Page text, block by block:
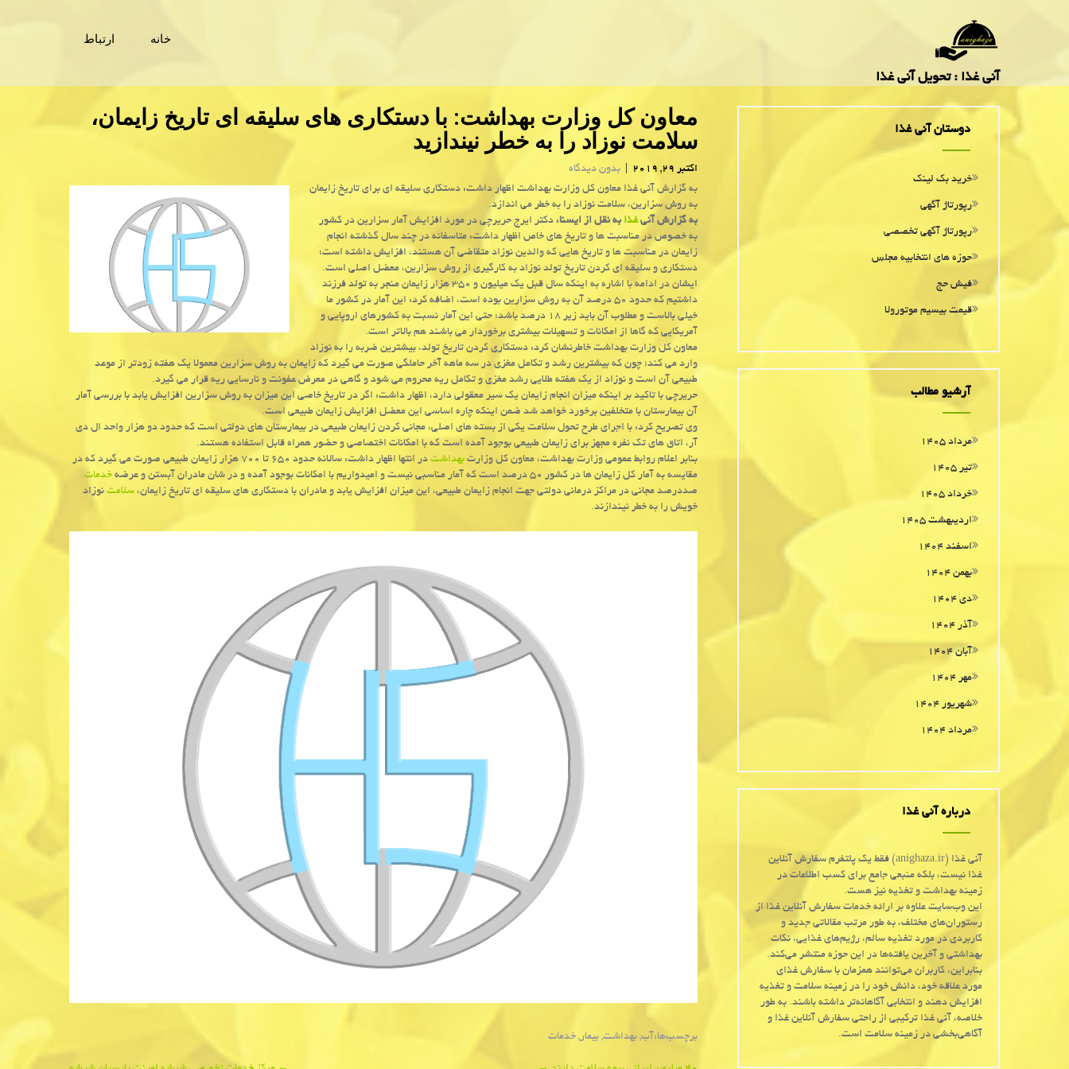
آنی غذا : تحویل آنی غذا
خانه ارتباط
معاون كل وزارت بهداشت: با دستكاری های سلیقه ای تاریخ زایمان،
سلامت نوزاد را به خطر نیندازید
اکتبر 29, 2019
بدون دیدگاه
به گزارش آنی غذا معاون كل وزارت بهداشت اظهار داشت: دستكاری سلیقه ای برای تاریخ زایمان
به روش سزارین، سلامت نوزاد را به خطر می اندازد.
به گزارش آنیغذا به نقل از ایسنا، دكتر ایرج حریرچی در مورد افزایش آمار سزارین در كشور
به خصوص در مناسبت ها و تاریخ های خاص اظهار داشت: متاسفانه در چند سال گذشته انجام
زایمان در مناسبت ها و تاریخ هایی كه والدین نوزاد متقاضی آن هستند، افزایش داشته است؛
دستكاری و سلیقه ای كردن تاریخ تولد نوزاد به كارگیری از روش سزارین، معضل اصلی است.
ایشان در ادامه با اشاره به اینكه سال قبل یك میلیون و ۳۵۰ هزار زایمان منجر به تولد فرزند
داشتیم كه حدود ۵۰ درصد آن به روش سزارین بوده است، اضافه كرد: این آمار در كشور ما
خیلی بالاست و مطلوب آن باید زیر ۱۸ درصد باشد؛ حتی این آمار نسبت به كشورهای اروپایی و
آمریكایی كه گاها از امكانات و تسهیلات بیشتری برخوردار می باشند هم بالاتر است.
معاون كل وزارت بهداشت خاطرنشان كرد: دستكاری كردن تاریخ تولد، بیشترین ضربه را به نوزاد
وارد می كند؛ چون كه بیشترین رشد و تكامل مغزی در سه ماهه آخر حاملگی صورت می گیرد كه زایمان به روش سزارین معمولا یك هفته زودتر از موعد
طبیعی آن است و نوزاد از یك هفته طلایی رشد مغزی و تكامل ریه محروم می شود و گاهی در معرض عفونت و نارسایی ریه قرار می گیرد.
حریرچی با تاكید بر اینكه میزان انجام زایمان یك سیر معقولی دارد، اظهار داشت: اگر در تاریخ خاصی این میزان به روش سزارین افزایش یابد با بررسی آمار
آن بیمارستان با متخلفین برخورد خواهد شد ضمن اینكه چاره اساسی این معضل افزایش زایمان طبیعی است.
وی تصریح كرد: با اجرای طرح تحول سلامت یكی از بسته های اصلی، مجانی كردن زایمان طبیعی در بیمارستان های دولتی است كه حدود دو هزار واحد ال دی
آر، اتاق های تك نفره مجهز برای زایمان طبیعی بوجود آمده است كه با امكانات اختصاصی و حضور همراه قابل استفاده هستند.
بنابر اعلام روابط عمومی وزارت بهداشت، معاون كل وزارت بهداشت
در انتها اظهار داشت: سالانه حدود ۶۵۰ تا ۷۰۰ هزار زایمان طبیعی صورت می گیرد كه در
مقایسه به آمار كل زایمان ها در كشور ۵۰ درصد است كه آمار مناسبی نیست و امیدواریم با امكانات بوجود آمده و در شان مادران آبستن و عرضه
خدمات
صددرصد مجانی در مراكز درمانی دولتی جهت انجام زایمان طبیعی، این میزان افزایش یابد و مادران با دستكاری های سلیقه ای تاریخ زایمان، سلامت نوزاد
خویش را به خطر نیندازند.
برچسب‌ها: آب, بهداشت, بیمار , خدمات
دوستان آنی غذا
خرید بک لینک
رپورتاژ آگهی
رپورتاژ آگهی تخصصی
حوزه های انتخابیه مجلس
فیش حج
قیمت بیسیم موتورولا
آرشیو مطالب
مرداد ۱۴۰۵
تیر ۱۴۰۵
خرداد ۱۴۰۵
اردیبهشت ۱۴۰۵
اسفند ۱۴۰۴
بهمن ۱۴۰۴
دی ۱۴۰۴
آذر ۱۴۰۴
آبان ۱۴۰۴
مهر ۱۴۰۴
شهریور ۱۴۰۴
مرداد ۱۴۰۴
درباره آنی غذا
آنی غذا (anighaza.ir) فقط یک پلتفرم سفارش آنلاین
غذا نیست، بلکه منبعی جامع برای کسب اطلاعات در
زمینه بهداشت و تغذیه نیز هست.
این وب‌سایت علاوه بر ارائه خدمات سفارش آنلاین غذا از
رستوران‌های مختلف، به طور مرتب مقالاتی جدید و
کاربردی در مورد تغذیه سالم، رژیم‌های غذایی، نکات
بهداشتی و آخرین یافته‌ها در این حوزه منتشر می‌کند.
بنابراین، کاربران می‌توانند همزمان با سفارش غذای
مورد علاقه خود، دانش خود را در زمینه سلامت و تغذیه
افزایش دهند و انتخابی آگاهانه‌تر داشته باشند. به طور
خلاصه، آنی غذا ترکیبی از راحتی سفارش آنلاین غذا و
آگاهی‌بخشی در زمینه سلامت است.